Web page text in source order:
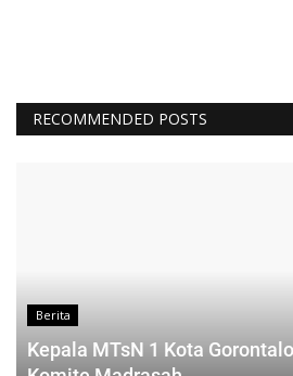
RECOMMENDED POSTS
Berita
Kepala MTsN 1 Kota